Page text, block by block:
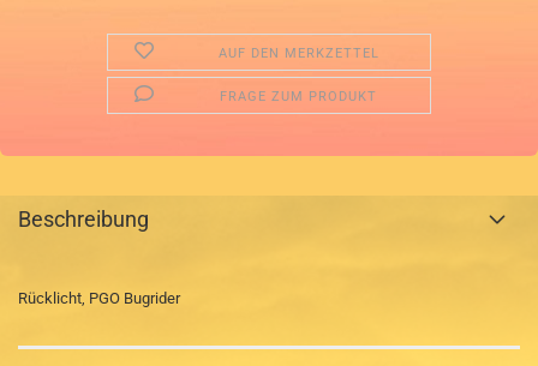
AUF DEN MERKZETTEL
FRAGE ZUM PRODUKT
Beschreibung
Rücklicht, PGO Bugrider